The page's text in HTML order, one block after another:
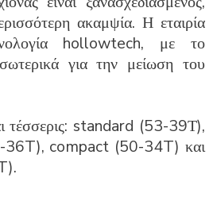
ακαμψία. Η εταιρία
hollowtech, με το
για την μείωση του
τέσσερις: standard (53-39Τ),
compact (50-34T) και